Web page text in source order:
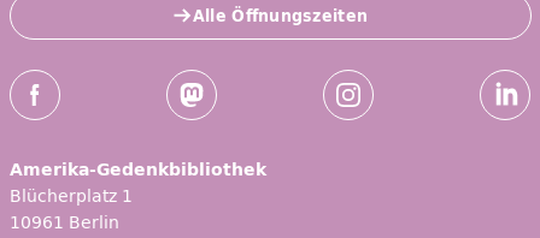
Alle Öffnungszeiten
Social-Media Kanäle der ZLB
Facebook Mastodon Instagram
Amerika-Gedenkbibliothek
Blücherplatz 1
10961 Berlin